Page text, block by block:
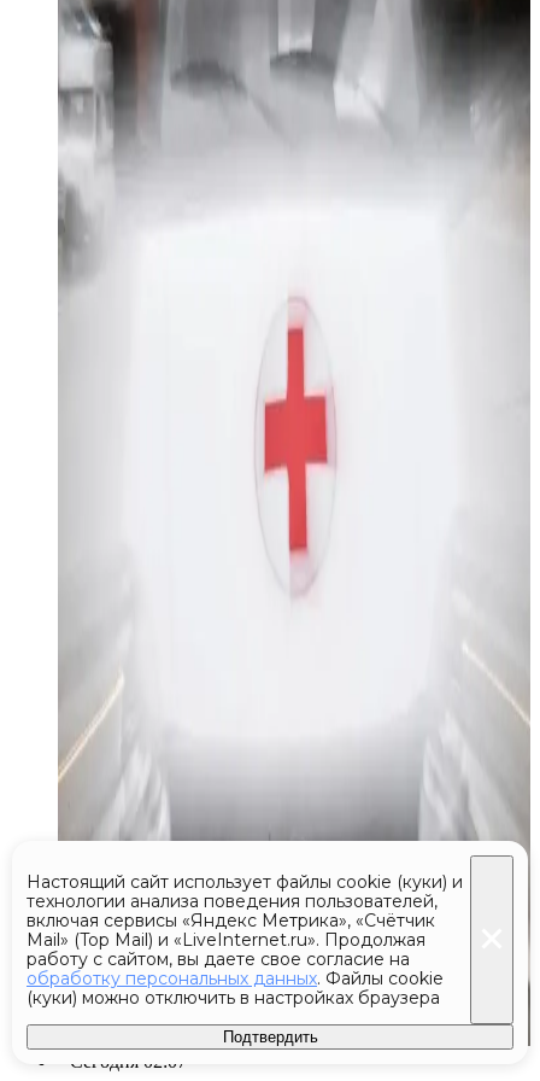
Сегодня 02:07
Настоящий сайт использует файлы cookie (куки) и
технологии анализа поведения пользователей,
включая сервисы «Яндекс Метрика», «Счётчик
Mail» (Top Mail) и «LiveInternet.ru». Продолжая
работу с сайтом, вы даете свое согласие на
обработку персональных данных. Файлы cookie
(куки) можно отключить в настройках браузера
Подтвердить